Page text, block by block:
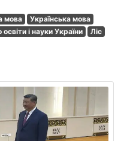
мова
Українська мова
освіти і науки України
Ліс